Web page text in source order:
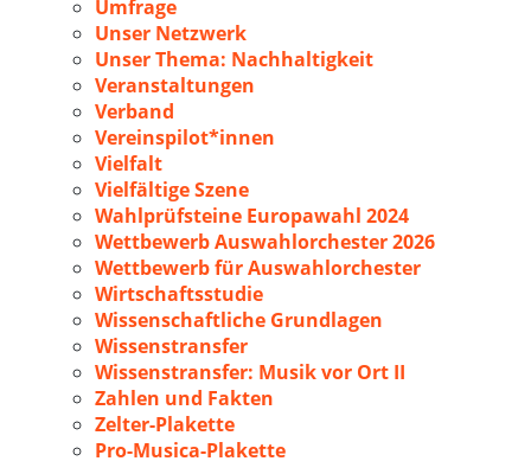
Umfrage
Unser Netzwerk
Unser Thema: Nachhaltigkeit
Veranstaltungen
Verband
Vereinspilot*innen
Vielfalt
Vielfältige Szene
Wahlprüfsteine Europawahl 2024
Wettbewerb Auswahlorchester 2026
Wettbewerb für Auswahlorchester
Wirtschaftsstudie
Wissenschaftliche Grundlagen
Wissenstransfer
Wissenstransfer: Musik vor Ort II
Zahlen und Fakten
Zelter-Plakette
Pro-Musica-Plakette